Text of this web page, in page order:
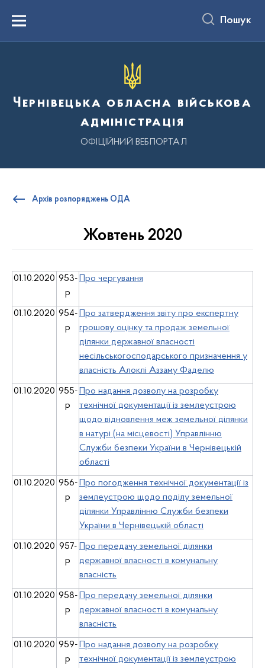
вмістуMenu Пошук
Чернівецька обласна військова
адміністрація
ОФІЦІЙНИЙ ВЕБПОРТАЛ
Архів розпоряджень ОДА
Жовтень 2020
01.10.2020 953-
р
Про чергування
01.10.2020 954-
р
Про затвердження звіту про експертну
грошову оцінку та продаж земельної
ділянки державної власності
несільськогосподарського призначення у
власність Алоклі Аззаму Фаделю
01.10.2020 955-
р
Про надання дозволу на розробку
технічної документації із землеустрою
щодо відновлення меж земельної ділянки
в натурі (на місцевості) Управлінню
Служби безпеки України в Чернівецькій
області
01.10.2020 956-
р
Про погодження технічної документації із
землеустрою щодо поділу земельної
ділянки Управлінню Служби безпеки
України в Чернівецькій області
01.10.2020 957-
р
Про передачу земельної ділянки
державної власності в комунальну
власність
01.10.2020 958-
р
Про передачу земельної ділянки
державної власності в комунальну
власність
01.10.2020 959-
р
Про надання дозволу на розробку
технічної документації із землеустрою